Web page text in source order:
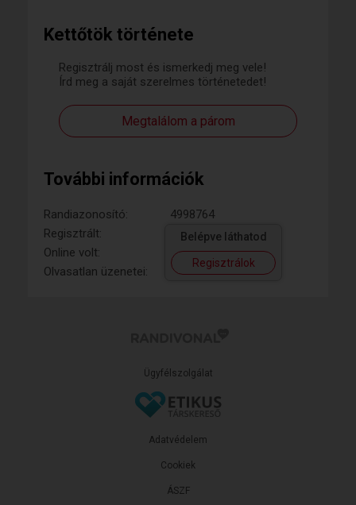
Kettőtök története
Regisztrálj most és ismerkedj meg vele!
Írd meg a saját szerelmes történetedet!
Megtalálom a párom
További információk
Randiazonosító:
4998764
Regisztrált:
Online volt:
Olvasatlan üzenetei:
Belépve láthatod
Regisztrálok
Ügyfélszolgálat
ÁSZF
Adatvédelem
Cookiek